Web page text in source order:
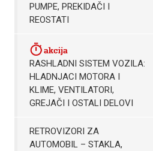
PUMPE, PREKIDAČI I
REOSTATI
RASHLADNI SISTEM VOZILA:
HLADNJACI MOTORA I
KLIME, VENTILATORI,
GREJAČI I OSTALI DELOVI
RETROVIZORI ZA
AUTOMOBIL – STAKLA,